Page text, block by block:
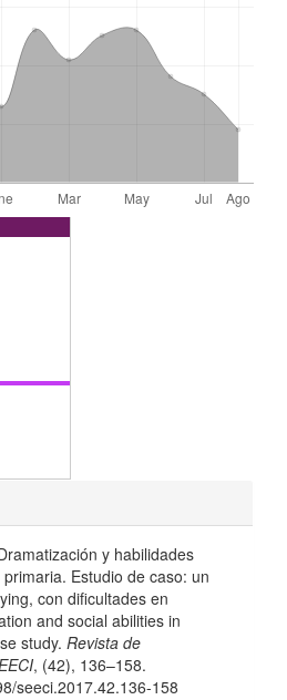
y habilidades
Estudio de caso: un
con dificultades en
and social abilities in
study. Revista de
, (42), 136–158.
seeci.2017.42.136-158